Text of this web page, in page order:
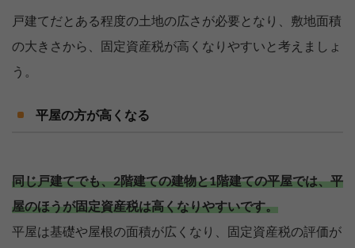
戸建てだとある程度の土地の広さが必要となり、敷地面積
の大きさから、固定資産税が高くなりやすいと考えましょ
う。
平屋の方が高くなる
同じ戸建てでも、2階建ての建物と1階建ての平屋では、平
屋のほうが固定資産税は高くなりやすいです。
平屋は基礎や屋根の面積が広くなり、固定資産税の評価が